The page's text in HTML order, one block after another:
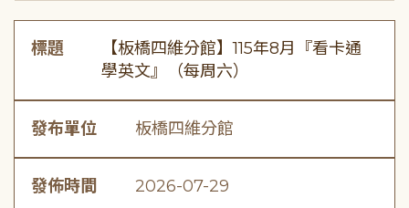
標題
【板橋四維分館】115年8月『看卡通
學英文』（每周六）
發布單位 板橋四維分館
發佈時間 2026-07-29